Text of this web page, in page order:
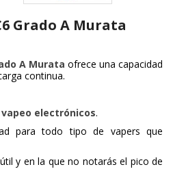
Grado A Murata
A Murata ofrece una capacidad
continua.
electrónicos.
para todo tipo de vapers que
y en la que no notarás el pico de